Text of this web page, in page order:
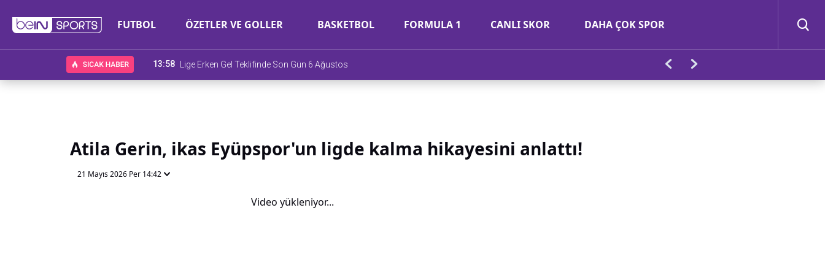
FUTBOL ÖZETLER VE GOLLER BASKETBOL FORMULA 1 CANLI SKOR DAHA ÇOK SPOR
13:58 Lige Erken Gel Teklifinde Son Gün 6 Ağustos
Atila Gerin, ikas Eyüpspor'un ligde kalma hikayesini anlattı!
21 Mayıs 2026 Per 14:42
Video yükleniyor...